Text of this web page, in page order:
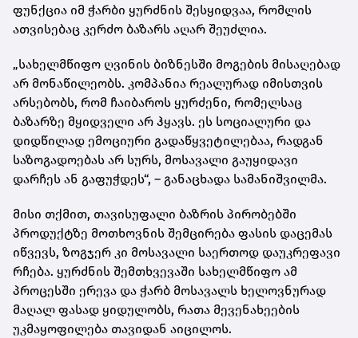
ფუნქცია იმ ჭარბი ყურძნის შესყიდვაა, რომლის
ათვისებაც კერძო ბაზარს აღარ შეუძლია.
„სახელმწიფო ღვინის ბიზნესში მოგების მისაღებად
არ მონაწილეობს. კომპანია რეალურად იმისთვის
არსებობს, რომ ჩაიბაროს ყურძენი, რომელსაც
ბაზარზე მყიდველი არ ჰყავს. ეს სოციალური და
დიდწილად ემოციური გადაწყვეტილებაა, რადგან
საზოგადოებას არ სურს, მოსავალი გაუყიდავი
დარჩეს ან გაფუჭდეს“, – განაცხადა სამანიშვილმა.
მისი თქმით, თავისუფალი ბაზრის პირობებში
პროდუქტზე მოთხოვნის შემცირება ფასის დაცემას
იწვევს, ზოგჯერ კი მოსავალი საერთოდ დაუკრეფავი
რჩება. ყურძნის შემთხვევაში სახელმწიფო ამ
პროცესში ერევა და ჭარბ მოსავალს ხელოვნურად
მაღალ ფასად ყიდულობს, რათა მევენახეების
უკმაყოფილება თავიდან აიცილოს.